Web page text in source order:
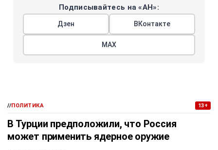
Подписывайтесь на «АН»:
Дзен ВКонтакте
МАХ
//ПОЛИТИКА 13+
В Турции предположили, что Россия
может применить ядерное оружие